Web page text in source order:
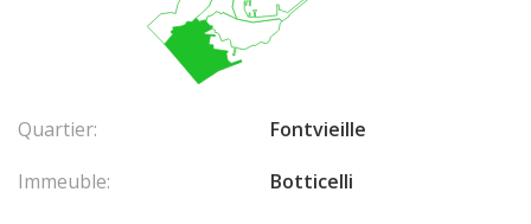
Quartier:
Fontvieille
Immeuble:
Botticelli